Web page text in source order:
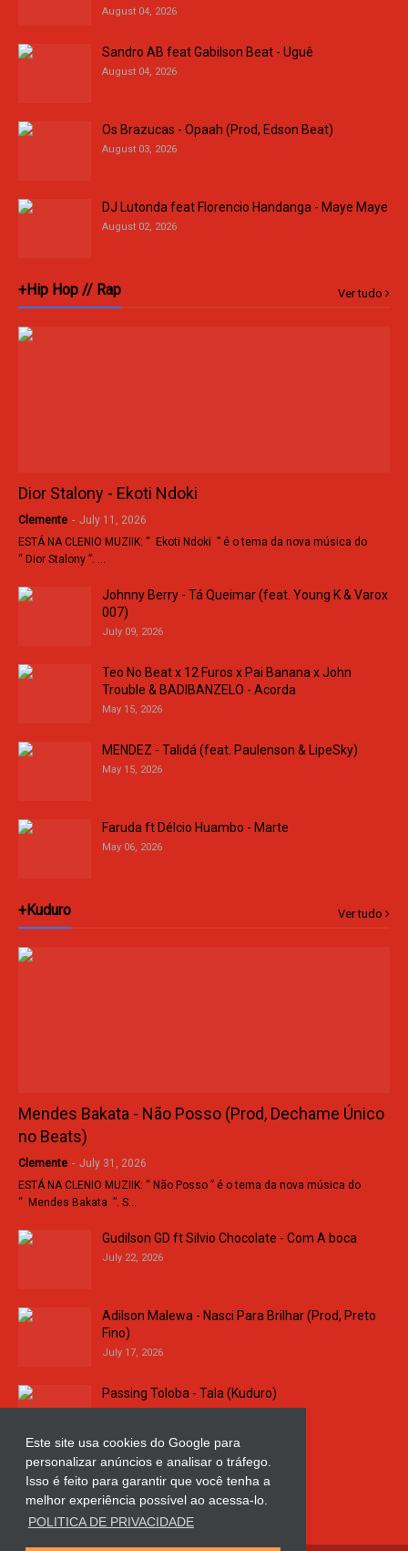
Este site usa cookies do Google para
personalizar anúncios e analisar o tráfego.
Isso é feito para garantir que você tenha a
melhor experiência possível ao acessa-lo.
POLITICA DE PRIVACIDADE
August 04, 2026
Sandro AB feat Gabilson Beat - Uguê
August 04, 2026
Os Brazucas - Opaah (Prod, Edson Beat)
August 03, 2026
DJ Lutonda feat Florencio Handanga - Maye Maye
August 02, 2026
+Hip Hop // Rap Ver tudo
Dior Stalony - Ekoti Ndoki
Clemente - July 11, 2026
ESTÁ NA CLENIO MUZIIK: “ Ekoti Ndoki ” é o tema da nova música do
“ Dior Stalony ”. …
Johnny Berry - Tá Queimar (feat. Young K & Varox
007)
July 09, 2026
Teo No Beat x 12 Furos x Pai Banana x John
Trouble & BADIBANZELO - Acorda
May 15, 2026
MENDEZ - Talidá (feat. Paulenson & LipeSky)
May 15, 2026
Faruda ft Délcio Huambo - Marte
May 06, 2026
+Kuduro Ver tudo
Mendes Bakata - Não Posso (Prod, Dechame Único
no Beats)
Clemente - July 31, 2026
ESTÁ NA CLENIO MUZIIK: “ Não Posso ” é o tema da nova música do
“ Mendes Bakata ”. S…
Gudilson GD ft Silvio Chocolate - Com A boca
July 22, 2026
Adilson Malewa - Nasci Para Brilhar (Prod, Preto
Fino)
July 17, 2026
Passing Toloba - Tala (Kuduro)
Russo k - Ligação da Comarca
July 11, 2026